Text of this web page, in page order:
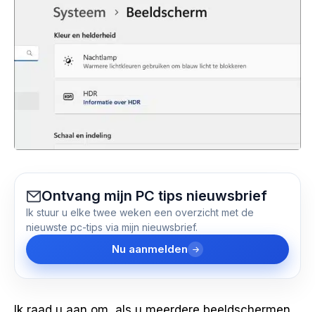
Ontvang mijn PC tips nieuwsbrief
Ik stuur u elke twee weken een overzicht met de
nieuwste pc-tips via mijn nieuwsbrief.
Nu aanmelden